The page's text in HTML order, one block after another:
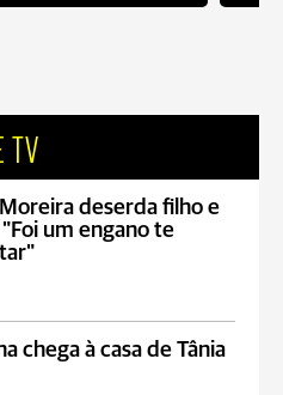
TV
deserda filho e
um engano te
chega à casa de Tânia